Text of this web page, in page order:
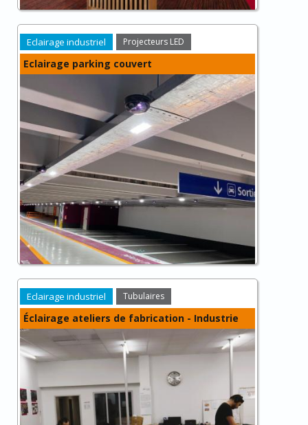
Eclairage industriel Projecteurs LED
Eclairage parking couvert
Eclairage industriel Tubulaires
Éclairage ateliers de fabrication - Industrie